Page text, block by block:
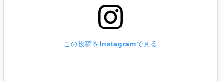
この投稿をInstagramで見る